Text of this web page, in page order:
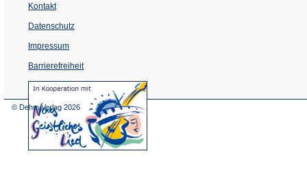
Kontakt
Datenschutz
Impressum
Barrierefreiheit
(Öffnet
in
© Dehm Verlag 2026